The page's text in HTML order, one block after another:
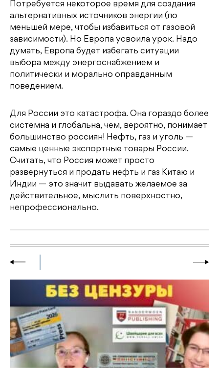
Потребуется некоторое время для создания
альтернативных источников энергии (по
меньшей мере, чтобы избавиться от газовой
зависимости). Но Европа усвоила урок. Надо
думать, Европа будет избегать ситуации
выбора между энергоснабжением и
политически и морально оправданным
поведением.
Для России это катастрофа. Она гораздо более
системна и глобальна, чем, вероятно, понимает
большинство россиян! Нефть, газ и уголь —
самые ценные экспортные товары России.
Считать, что Россия может просто
развернуться и продать нефть и газ Китаю и
Индии — это значит выдавать желаемое за
действительное, мыслить поверхностно,
непрофессионально.